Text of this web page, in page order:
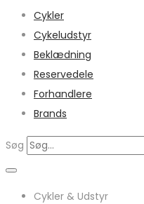
Cykler
Cykeludstyr
Beklædning
Reservedele
Forhandlere
Brands
Søg
Cykler & Udstyr